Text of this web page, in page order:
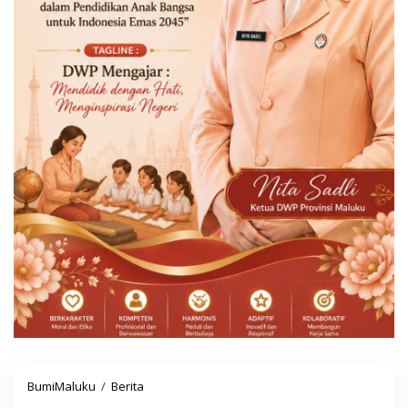
BumiMaluku / Berita